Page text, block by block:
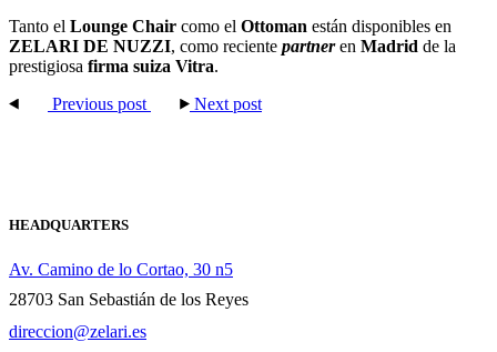
Tanto el Lounge Chair como el Ottoman están disponibles en
ZELARI DE NUZZI, como reciente partneren Madrid de la
prestigiosa firma suiza Vitra.
Previous post
Next post
HEADQUARTERS
Av. Camino de lo Cortao, 30 n5
28703 San Sebastián de los Reyes
direccion@zelari.es